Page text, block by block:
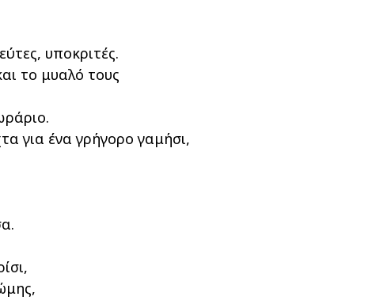
υποκριτές.
το μυαλό τους
για ένα γρήγορο γαμήσι,